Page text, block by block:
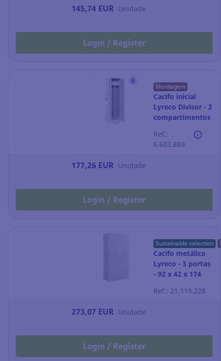
145,74 EUR Unidade
Login / Register
Montagem
Cacifo inicial
Lyreco Divisor - 2
compartimentos
cinzento
Ref.:
6.603.889
177,26 EUR Unidade
Login / Register
Sustainable selection
Cacifo metálico
Lyreco - 3 portas
- 92 x 42 x 174
Ref.: 21.119.228
273,07 EUR Unidade
Login / Register